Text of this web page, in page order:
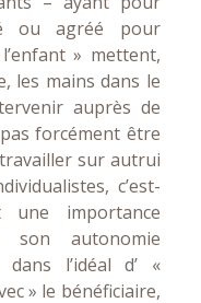
ou agréé pour
» mettent,
les mains dans le
auprès de
forcément être
sur autrui
c’est-
une importance
autonomie
dans l’idéal d’ «
» le bénéficiaire,